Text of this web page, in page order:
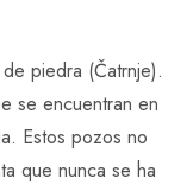
piedra (Čatrnje).
se encuentran en
Estos pozos no
que nunca se ha